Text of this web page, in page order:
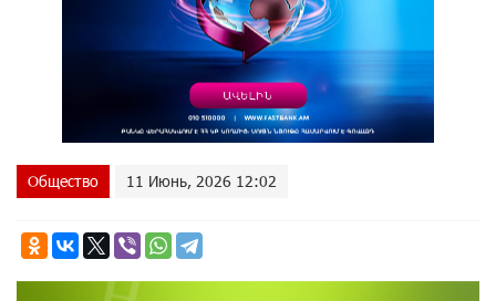
Общество 11 Июнь, 2026 12:02